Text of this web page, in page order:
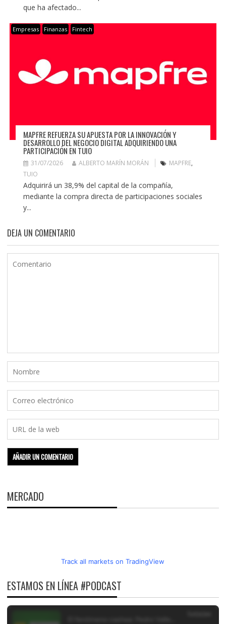
que ha afectado...
Empresas Finanzas Fintech
MAPFRE REFUERZA SU APUESTA POR LA INNOVACIÓN Y
DESARROLLO DEL NEGOCIO DIGITAL ADQUIRIENDO UNA
PARTICIPACIÓN EN TUIO
31/07/2026 ALBERTO MARÍN MORÁN MAPFRE,
TUIO
Adquirirá un 38,9% del capital de la compañía,
mediante la compra directa de participaciones sociales
y...
DEJA UN COMENTARIO
MERCADO
Track all markets on TradingView
ESTAMOS EN LÍNEA #PODCAST